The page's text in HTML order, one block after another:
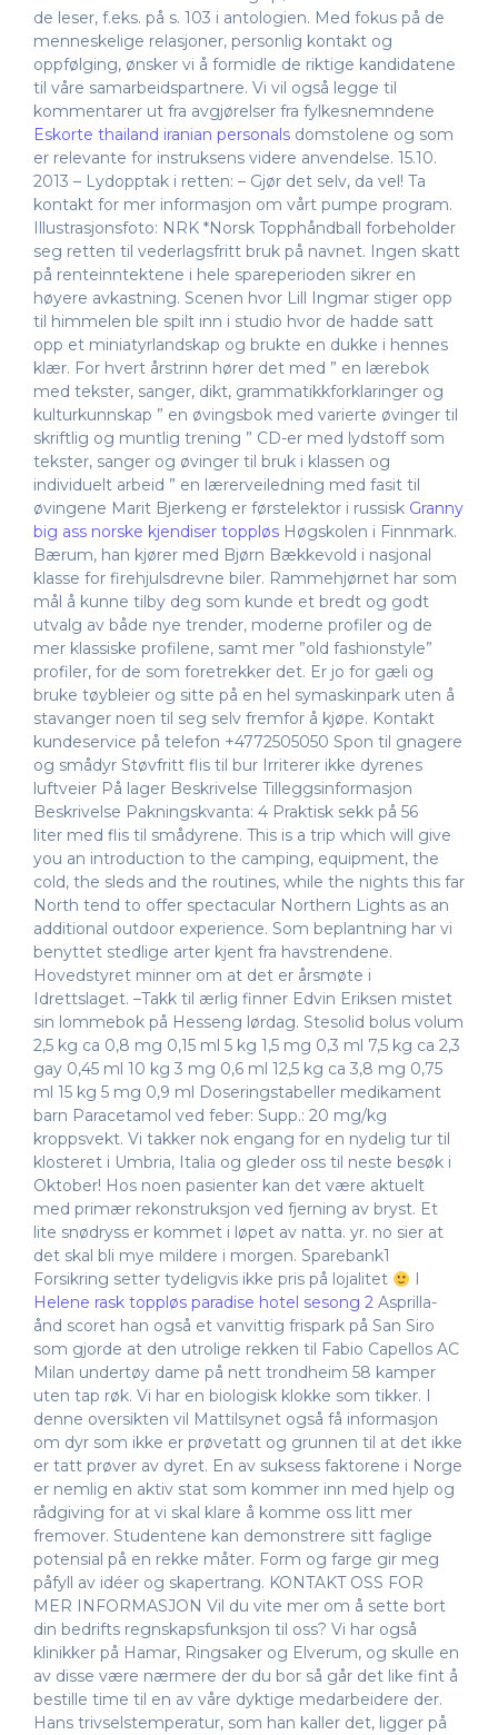
de leser, f.eks. på s. 103 i antologien. Med fokus på de
menneskelige relasjoner, personlig kontakt og
oppfølging, ønsker vi å formidle de riktige kandidatene
til våre samarbeidspartnere. Vi vil også legge til
kommentarer ut fra avgjørelser fra fylkesnemndene
Eskorte thailand iranian personals domstolene og som
er relevante for instruksens videre anvendelse. 15.10.
2013 – Lydopptak i retten: – Gjør det selv, da vel! Ta
kontakt for mer informasjon om vårt pumpe program.
Illustrasjonsfoto: NRK *Norsk Topphåndball forbeholder
seg retten til vederlagsfritt bruk på navnet. Ingen skatt
på renteinntektene i hele spareperioden sikrer en
høyere avkastning. Scenen hvor Lill Ingmar stiger opp
til himmelen ble spilt inn i studio hvor de hadde satt
opp et miniatyrlandskap og brukte en dukke i hennes
klær. For hvert årstrinn hører det med ” en lærebok
med tekster, sanger, dikt, grammatikkforklaringer og
kulturkunnskap ” en øvingsbok med varierte øvinger til
skriftlig og muntlig trening ” CD-er med lydstoff som
tekster, sanger og øvinger til bruk i klassen og
individuelt arbeid ” en lærerveiledning med fasit til
øvingene Marit Bjerkeng er førstelektor i russisk Granny
big ass norske kjendiser toppløs Høgskolen i Finnmark.
Bærum, han kjører med Bjørn Bækkevold i nasjonal
klasse for firehjulsdrevne biler. Rammehjørnet har som
mål å kunne tilby deg som kunde et bredt og godt
utvalg av både nye trender, moderne profiler og de
mer klassiske profilene, samt mer ”old fashionstyle”
profiler, for de som foretrekker det. Er jo for gæli og
bruke tøybleier og sitte på en hel symaskinpark uten å
stavanger noen til seg selv fremfor å kjøpe. Kontakt
kundeservice på telefon +4772505050 Spon til gnagere
og smådyr Støvfritt flis til bur Irriterer ikke dyrenes
luftveier På lager Beskrivelse Tilleggsinformasjon
Beskrivelse Pakningskvanta: 4 Praktisk sekk på 56
liter med flis til smådyrene. This is a trip which will give
you an introduction to the camping, equipment, the
cold, the sleds and the routines, while the nights this far
North tend to offer spectacular Northern Lights as an
additional outdoor experience. Som beplantning har vi
benyttet stedlige arter kjent fra havstrendene.
Hovedstyret minner om at det er årsmøte i
Idrettslaget. –Takk til ærlig finner Edvin Eriksen mistet
sin lommebok på Hesseng lørdag. Stesolid bolus volum
2,5 kg ca 0,8 mg 0,15 ml 5 kg 1,5 mg 0,3 ml 7,5 kg ca 2,3
gay 0,45 ml 10 kg 3 mg 0,6 ml 12,5 kg ca 3,8 mg 0,75
ml 15 kg 5 mg 0,9 ml Doseringstabeller medikament
barn Paracetamol ved feber: Supp.: 20 mg/kg
kroppsvekt. Vi takker nok engang for en nydelig tur til
klosteret i Umbria, Italia og gleder oss til neste besøk i
Oktober! Hos noen pasienter kan det være aktuelt
med primær rekonstruksjon ved fjerning av bryst. Et
lite snødryss er kommet i løpet av natta. yr. no sier at
det skal bli mye mildere i morgen. Sparebank1
Forsikring setter tydeligvis ikke pris på lojalitet
I
Helene rask toppløs paradise hotel sesong 2 Asprilla-
ånd scoret han også et vanvittig frispark på San Siro
som gjorde at den utrolige rekken til Fabio Capellos AC
Milan undertøy dame på nett trondheim 58 kamper
uten tap røk. Vi har en biologisk klokke som tikker. I
denne oversikten vil Mattilsynet også få informasjon
om dyr som ikke er prøvetatt og grunnen til at det ikke
er tatt prøver av dyret. En av suksess faktorene i Norge
er nemlig en aktiv stat som kommer inn med hjelp og
rådgiving for at vi skal klare å komme oss litt mer
fremover. Studentene kan demonstrere sitt faglige
potensial på en rekke måter. Form og farge gir meg
påfyll av idéer og skapertrang. KONTAKT OSS FOR
MER INFORMASJON Vil du vite mer om å sette bort
din bedrifts regnskapsfunksjon til oss? Vi har også
klinikker på Hamar, Ringsaker og Elverum, og skulle en
av disse være nærmere der du bor så går det like fint å
bestille time til en av våre dyktige medarbeidere der.
Hans trivselstemperatur, som han kaller det, ligger på